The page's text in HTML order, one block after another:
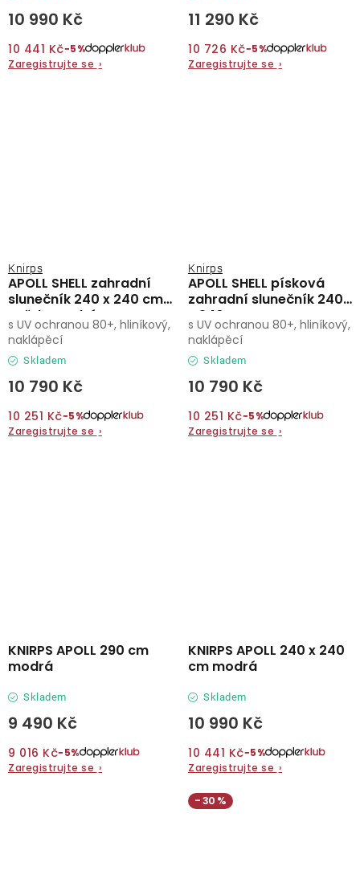
10 990 Kč
10 441 Kč−5%
Zaregistrujte se ›
11 290 Kč
10 726 Kč−5%
Zaregistrujte se ›
APOLL SHELL zahradní
slunečník 240 x 240 cm
světle modrá
Knirps
Skladem
10 790 Kč
10 251 Kč−5%
Zaregistrujte se ›
s UV ochranou 80+, hliníkový,
naklápěcí
APOLL SHELL písková
zahradní slunečník 240
x 240 cm
Knirps
Skladem
10 790 Kč
10 251 Kč−5%
Zaregistrujte se ›
s UV ochranou 80+, hliníkový,
naklápěcí
KNIRPS APOLL 290 cm
modrá
Skladem
9 490 Kč
9 016 Kč−5%
Zaregistrujte se ›
KNIRPS APOLL 240 x 240
cm modrá
Skladem
10 990 Kč
10 441 Kč−5%
Zaregistrujte se ›
30 %